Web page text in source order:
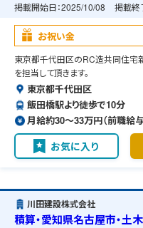
掲載開始日：2025/10/08 掲載終
お祝い金
東京都千代田区のRC造共同住宅
を担当して頂きます。
東京都千代田区
飯田橋駅より徒歩で10分
月給約30〜33万円（前職給与
お気に入り
川田建設株式会社
積算・愛知県名古屋市・土